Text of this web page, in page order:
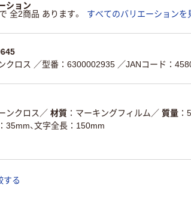
ション
全2商品 あります。
すべてのバリエーションを
クロス ／型番：6300002935 ／JANコード：
ンクロス ／ 材質 マーキングフィルム ／ 質量
35mm、文字全長：150mm
する